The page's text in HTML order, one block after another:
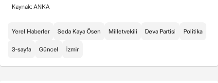
Kaynak: ANKA
Yerel Haberler Seda Kaya Ösen Milletvekili Deva Partisi Politika
3-sayfa Güncel İzmir